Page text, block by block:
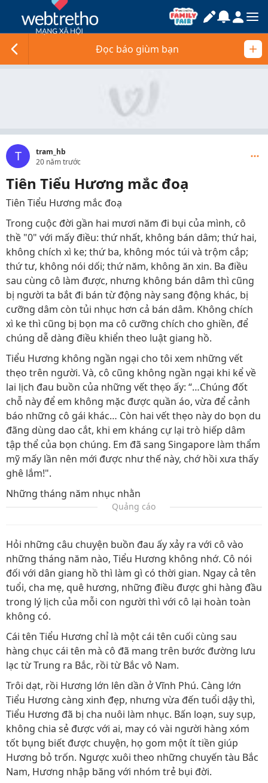
Đọc báo giùm bạn
T
tram_hb
20 năm trước
Tiên Tiểu Hương mắc đoạ
Tiên Tiểu Hương mắc đoạ
Trong cuộc đời gần hai mươi năm đi bụi của mình, cô
thề "0" với mấy điều: thứ nhất, không bán dâm; thứ hai,
không chích xì ke; thứ ba, không móc túi và trộm cắp;
thứ tư, không nói dối; thứ năm, không ăn xin. Ba điều
sau cùng cô làm được, nhưng không bán dâm thì cũng
bị người ta bắt đi bán từ động này sang động khác, bị
cưỡng dâm còn tủi nhục hơn cả bán dâm. Không chích
xì ke thì cũng bị bọn ma cô cưỡng chích cho ghiền, để
chúng dễ dàng điều khiển theo luật giang hồ.
Tiểu Hương không ngần ngại cho tôi xem những vết
thẹo trên người. Và, cô cũng không ngần ngại khi kể về
lai lịch đau buồn của những vết thẹo ấy: “…Chúng đốt
chỗ này để em không mặc được quần áo, vừa để cảnh
báo những cô gái khác… Còn hai vết thẹo này do bọn du
đãng dùng dao cắt, khi em kháng cự lại trò hiếp dâm
tập thể của bọn chúng. Em đã sang Singapore làm thẩm
mỹ mấy lần nên mới được như thế này, chớ hồi xưa thấy
ghê lắm!".
Những tháng năm nhục nhằn
Quảng cáo
Hỏi những câu chuyện buồn đau ấy xảy ra với cô vào
những tháng năm nào, Tiểu Hương không nhớ. Cô nói
đối với dân giang hồ thì làm gì có thời gian. Ngay cả tên
tuổi, cha mẹ, quê hương, những điều được ghi hàng đầu
trong lý lịch của mỗi con người thì với cô lại hoàn toàn
không có.
Cái tên Tiểu Hương chỉ là một cái tên cuối cùng sau
hàng chục cái tên mà cô đã mang trên bước đường lưu
lạc từ Trung ra Bắc, rồi từ Bắc vô Nam.
Trôi dạt, rồi Hương lớn lên dần ở Vĩnh Phú. Càng lớn
Tiểu Hương càng xinh đẹp, nhưng vừa đến tuổi dậy thì,
Tiểu Hương đã bị cha nuôi làm nhục. Bấn loạn, suy sụp,
không chia sẻ được với ai, may có vài người hàng xóm
tốt bụng biết được chuyện, họ gom một ít tiền giúp
Hương bỏ trốn. Ngược xuôi theo những chuyến tàu Bắc
Nam, Hương nhập băng với nhóm trẻ bụi đời.